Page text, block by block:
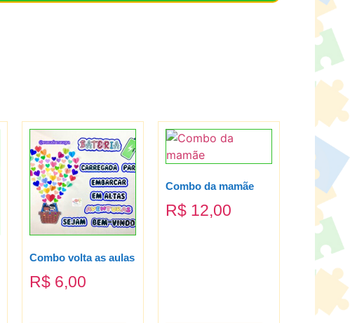
Combo volta as aulas
R$ 6,00
Combo da mamãe
R$ 12,00